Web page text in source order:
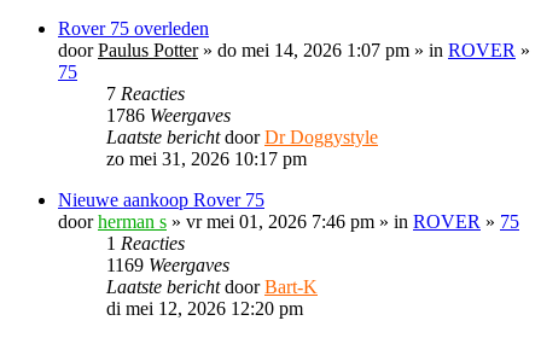
Rover 75 overleden
doorPaulus Potter» do mei 14, 2026 1:07 pm » in ROVER »
75
7 Reacties
1786 Weergaves
Laatste berichtdoorDr Doggystyle
zo mei 31, 2026 10:17 pm
Nieuwe aankoop Rover 75
doorherman s » vr mei 01, 2026 7:46 pm » in ROVER » 75
1 Reacties
1169 Weergaves
Laatste berichtdoorBart-K
di mei 12, 2026 12:20 pm